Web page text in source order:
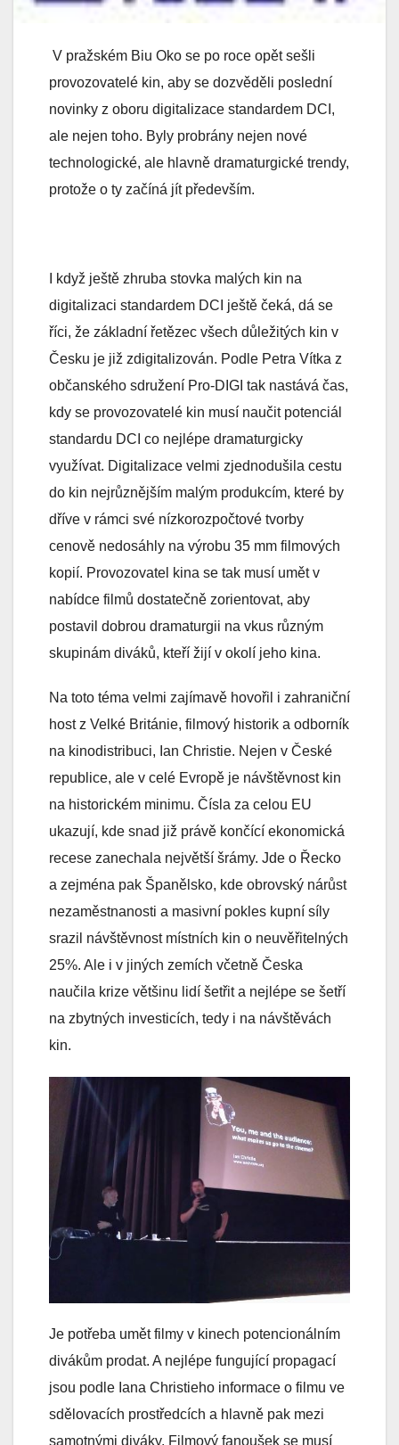
V pražském Biu Oko se po roce opět sešli
provozovatelé kin, aby se dozvěděli poslední
novinky z oboru digitalizace standardem DCI,
ale nejen toho. Byly probrány nejen nové
technologické, ale hlavně dramaturgické trendy,
protože o ty začíná jít především.
I když ještě zhruba stovka malých kin na
digitalizaci standardem DCI ještě čeká, dá se
říci, že základní řetězec všech důležitých kin v
Česku je již zdigitalizován. Podle Petra Vítka z
občanského sdružení Pro-DIGI tak nastává čas,
kdy se provozovatelé kin musí naučit potenciál
standardu DCI co nejlépe dramaturgicky
využívat. Digitalizace velmi zjednodušila cestu
do kin nejrůznějším malým produkcím, které by
dříve v rámci své nízkorozpočtové tvorby
cenově nedosáhly na výrobu 35 mm filmových
kopií. Provozovatel kina se tak musí umět v
nabídce filmů dostatečně zorientovat, aby
postavil dobrou dramaturgii na vkus různým
skupinám diváků, kteří žijí v okolí jeho kina.
Na toto téma velmi zajímavě hovořil i zahraniční
host z Velké Británie, filmový historik a odborník
na kinodistribuci, Ian Christie. Nejen v České
republice, ale v celé Evropě je návštěvnost kin
na historickém minimu. Čísla za celou EU
ukazují, kde snad již právě končící ekonomická
recese zanechala největší šrámy. Jde o Řecko
a zejména pak Španělsko, kde obrovský nárůst
nezaměstnanosti a masivní pokles kupní síly
srazil návštěvnost místních kin o neuvěřitelných
25%. Ale i v jiných zemích včetně Česka
naučila krize většinu lidí šetřit a nejlépe se šetří
na zbytných investicích, tedy i na návštěvách
kin.
Je potřeba umět filmy v kinech potencionálním
divákům prodat. A nejlépe fungující propagací
jsou podle Iana Christieho informace o filmu ve
sdělovacích prostředcích a hlavně pak mezi
samotnými diváky. Filmový fanoušek se musí